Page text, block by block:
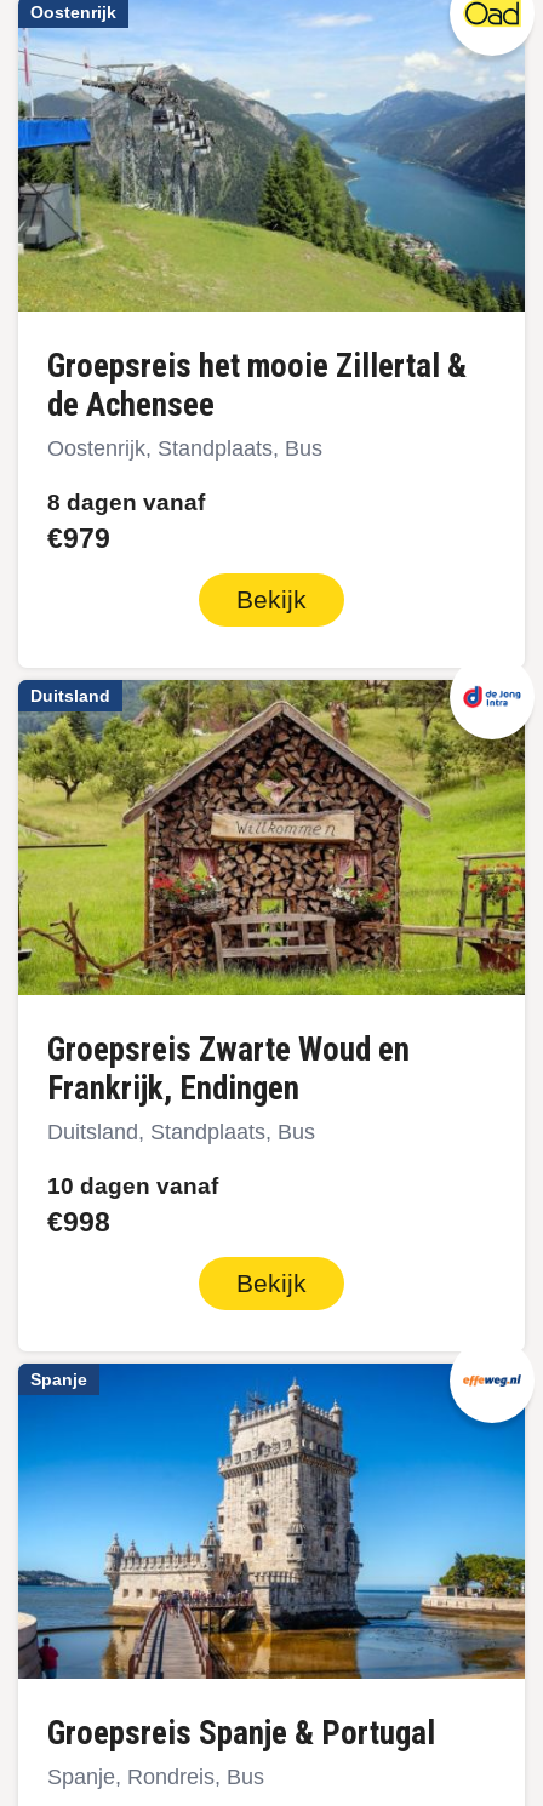
Oostenrijk
Groepsreis het mooie Zillertal &
de Achensee
Oostenrijk, Standplaats, Bus
8 dagen vanaf
€979
Bekijk
Duitsland
Groepsreis Zwarte Woud en
Frankrijk, Endingen
Duitsland, Standplaats, Bus
10 dagen vanaf
€998
Bekijk
Spanje
Groepsreis Spanje & Portugal
Spanje, Rondreis, Bus